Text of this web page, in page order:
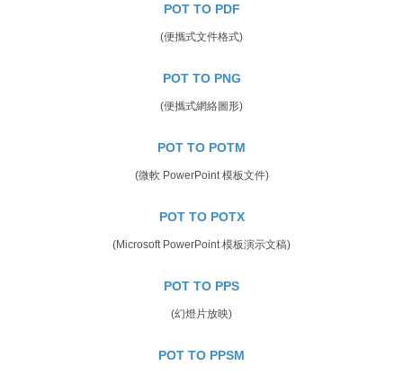
POT TO PDF
(便攜式文件格式)
POT TO PNG
(便攜式網絡圖形)
POT TO POTM
(微軟 PowerPoint 模板文件)
POT TO POTX
(Microsoft PowerPoint 模板演示文稿)
POT TO PPS
(幻燈片放映)
POT TO PPSM